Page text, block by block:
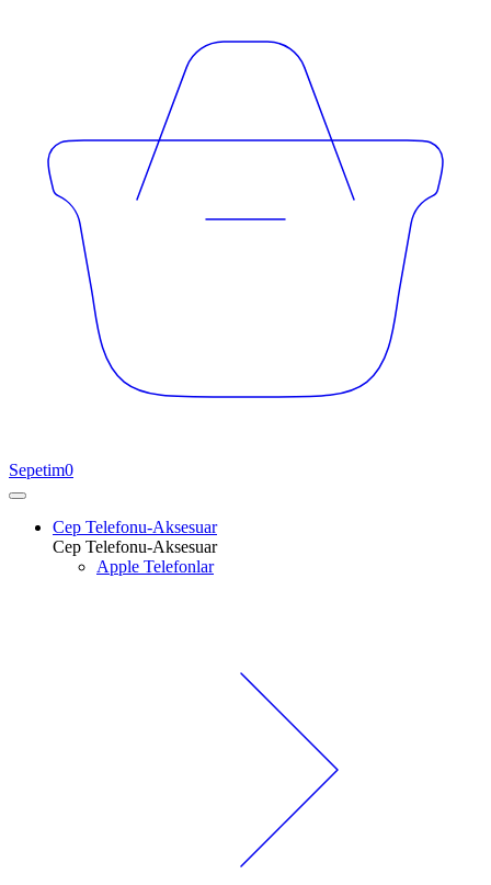
Sepetim0
Cep Telefonu-Aksesuar
Cep Telefonu-Aksesuar
Apple Telefonlar